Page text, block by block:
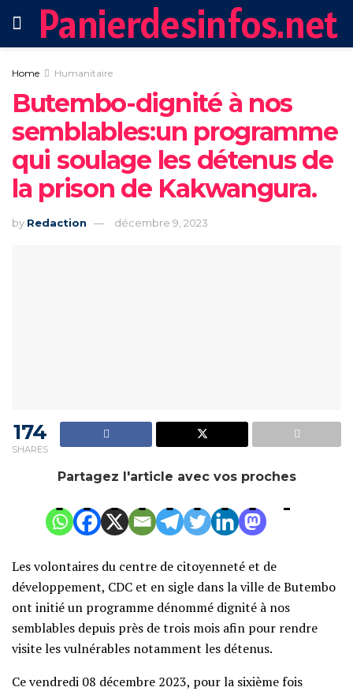
Panierdesinfos.net
Home Humanitaire
Butembo-dignité à nos
semblables:un programme
qui soulage les détenus de
la prison de Kakwangura.
by Redaction décembre 9, 2023
174
SHARES
Partagez l'article avec vos proches
Les volontaires du centre de citoyenneté et de
développement, CDC et en sigle dans la ville de Butembo
ont initié un programme dénommé dignité à nos
semblables depuis près de trois mois afin pour rendre
visite les vulnérables notamment les détenus.
Ce vendredi 08 décembre 2023, pour la sixième fois